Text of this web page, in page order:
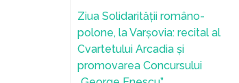
Ziua Solidarității româno-
polone, la Varșovia: recital al
Cvartetului Arcadia și
promovarea Concursului